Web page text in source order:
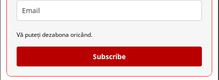
Vă puteți dezabona oricând.
Subscribe